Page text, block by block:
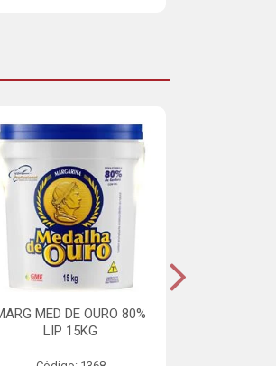
MED DE OURO 80%
LIP 15KG